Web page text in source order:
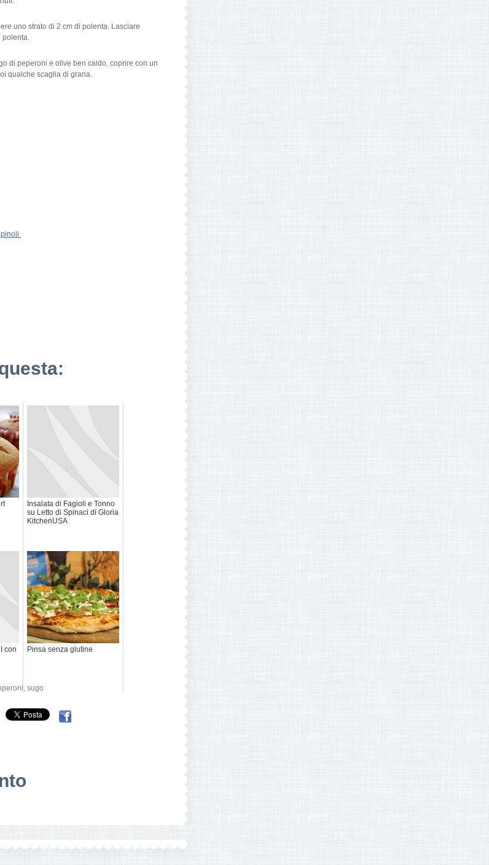
uno strato di 2 cm di polenta. Lasciare
polenta.
di peperoni e olive ben caldo, coprire con un
qualche scaglia di grana.
Insalata di Fagioli e Tonno
su Letto di Spinaci di Gloria
KitchenUSA
con
Pinsa senza glutine
, sugo